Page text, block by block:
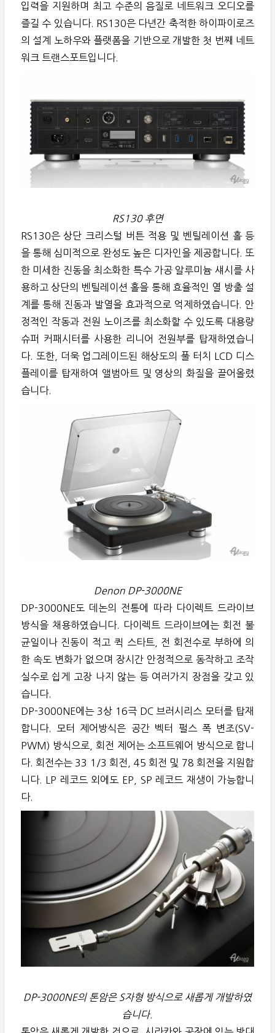
입력을 지원하며 최고 수준의 음질로 네트워크 오디오를
즐길 수 있습니다. RS130은 다년간 축적한 하이파이로즈
의 설계 노하우와 플랫폼을 기반으로 개발한 첫 번째 네트
워크 트랜스포트입니다.
RS130 후면
RS130은 상단 크리스털 버튼 적용 및 벤틸레이션 홀 등
을 통해 심미적으로 완성도 높은 디자인을 제공합니다. 또
한 미세한 진동을 최소화한 특수 가공 알루미늄 섀시를 사
용하고 상단의 벤틸레이션 홀을 통해 효율적인 열 방출 설
계를 통해 진동과 발열을 효과적으로 억제하였습니다. 안
정적인 작동과 전원 노이즈를 최소화할 수 있도록 대용량
슈퍼 커패시터를 사용한 리니어 전원부를 탑재하였습니
다. 또한, 더욱 업그레이드된 해상도의 풀 터치 LCD 디스
플레이를 탑재하여 앨범아트 및 영상의 화질을 끌어올렸
습니다.
Denon DP-3000NE
DP-3000NE도 데논의 전통에 따라 다이렉트 드라이브
방식을 채용하였습니다. 다이렉트 드라이브에는 회전 불
균일이나 진동이 적고 퀵 스타트, 전 회전수로 부하에 의
한 속도 변화가 없으며 장시간 안정적으로 동작하고 조작
실수로 쉽게 고장 나지 않는 등 여러가지 장점을 갖고 있
습니다.
DP-3000NE에는 3상 16극 DC 브러시리스 모터를 탑재
합니다. 모터 제어방식은 공간 벡터 펄스 폭 변조(SV-
PWM) 방식으로, 회전 제어는 소프트웨어 방식으로 합니
다. 회전수는 33 1/3 회전, 45 회전 및 78 회전을 지원합
니다. LP 레코드 외에도 EP, SP 레코드 재생이 가능합니
다.
DP-3000NE의 톤암은 S자형 방식으로 새롭게 개발하였
습니다.